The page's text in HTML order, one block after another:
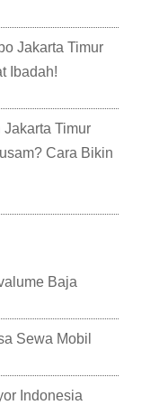
Jakarta Timur
Ibadah!
Timur
Cara Bikin
Baja
Sewa Mobil
Indonesia